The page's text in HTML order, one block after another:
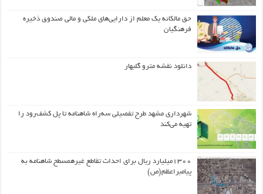
حق مالکانه یک معلم از دارایی‌های ملکی و مالی صندوق ذخیره
فرهنگیان
دانلود نقشه مترو گلبهار
شهرداری مشهد طرح تفصیلی سه‌راه شاهنامه تا پل کشف‌رود را
تهیه می‌کند
۱۳۰۰میلیارد ریال برای احداث تقاطع غیرهمسطح شاهنامه به
پیامبراعظم(ص)